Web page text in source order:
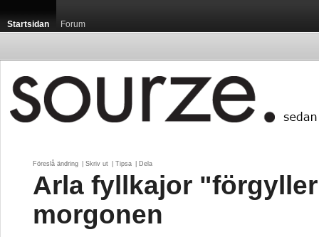
Startsidan Forum
Föreslå ändring Skriv ut Tipsa Dela
Arla fyllkajor
morgonen